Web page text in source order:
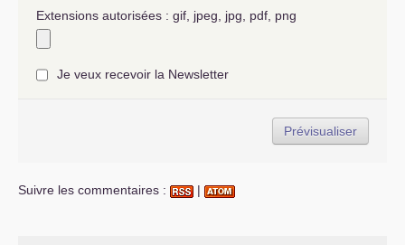
Extensions autorisées : gif, jpeg, jpg, pdf, png
Je veux recevoir la Newsletter
Suivre les commentaires : |